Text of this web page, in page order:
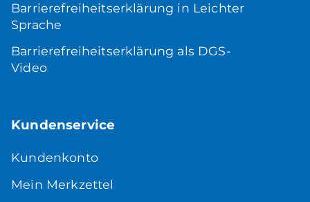
Barrierefreiheitserklärung in Leichter
Sprache
Barrierefreiheitserklärung als DGS-
Video
Kundenservice
Kundenkonto
Mein Merkzettel